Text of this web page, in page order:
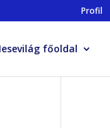
Profil
főoldal